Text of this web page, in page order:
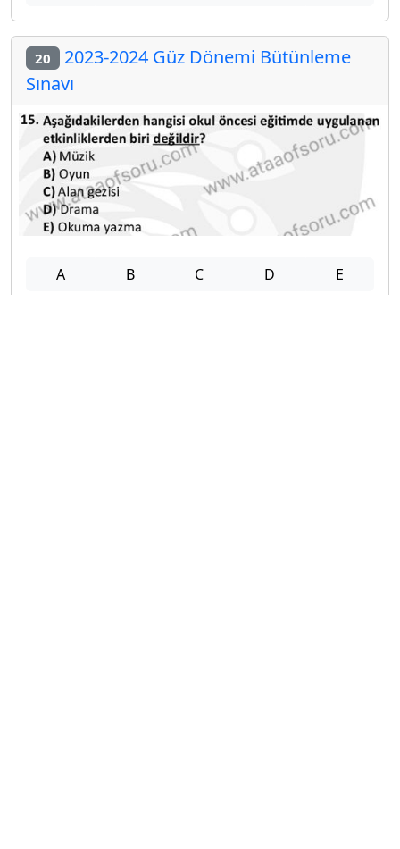
20 2023-2024 Güz Dönemi Bütünleme
Sınavı
A B C D E